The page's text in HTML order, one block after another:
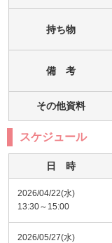
持ち物
備 考
その他資料
スケジュール
日 時
2026/04/22(水)
13:30～15:00
2026/05/27(水)